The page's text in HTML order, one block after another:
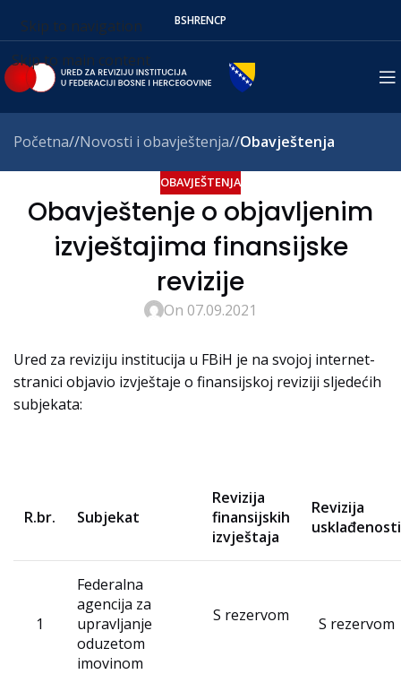
Skip to navigation
Skip to main content
BSHRENСР
Početna/ Novosti i obavještenja/ Obavještenja
OBAVJEŠTENJA
Obavještenje o objavljenim
izvještajima finansijske
revizije
On 07.09.2021
Ured za reviziju institucija u FBiH je na svojoj internet-
stranici objavio izvještaje o finansijskoj reviziji sljedećih
subjekata:
R.br. Subjekat
Revizija
finansijskih
izvještaja
Revizija
usklađenosti
1
Federalna
agencija za
upravljanje
oduzetom
imovinom
S rezervom S rezervom